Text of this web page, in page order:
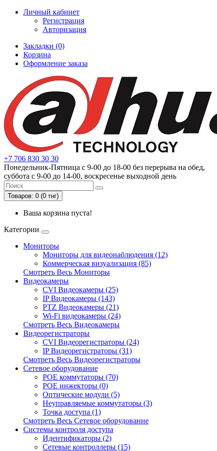
Личный кабинет
Регистрация
Авторизация
Закладки (0)
Корзина
Оформление заказа
+7 706 830 30 30
Понедельник-Пятница с 9-00 до 18-00 без перерыва на обед,
суббота с 9-00 до 14-00, воскресенье выходной день
Товаров: 0 (0 тнг)
Ваша корзина пуста!
Категории
Мониторы
Мониторы для видеонаблюдения (12)
Коммерческая визуализация (85)
Смотреть Весь Мониторы
Видеокамеры
CVI Видеокамеры (25)
IP Видеокамеры (143)
PTZ Видеокамеры (21)
Wi-Fi видеокамеры (24)
Смотреть Весь Видеокамеры
Видеорегистраторы
CVI Видеорегистраторы (24)
IP Видеорегистраторы (31)
Смотреть Весь Видеорегистраторы
Сетевое оборудование
POE коммутаторы (70)
POE инжекторы (0)
Оптические модули (5)
Неуправляемые коммутаторы (3)
Точка доступа (1)
Смотреть Весь Сетевое оборудование
Системы контроля доступа
Идентификаторы (2)
Сетевые контроллеры (15)